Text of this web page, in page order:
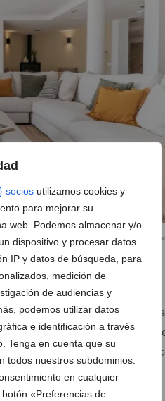
socios utilizamos cookies y
para mejorar su
web. Podemos almacenar y/o
dispositivo y procesar datos
IP y datos de búsqueda, para
medición de
de audiencias y
podemos utilizar datos
e identificación a través
Tenga en cuenta que su
todos nuestros subdominios.
en cualquier
«Preferencias de
Conexión entre interior y
y funcionales. La cocina
y el buen gustoque
mesa de madera maciza
espacio se convierte en el
con amigos.